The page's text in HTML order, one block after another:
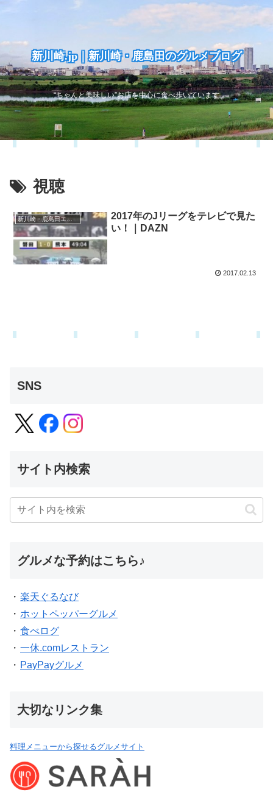
新川崎.jp｜新川崎・鹿島田のグルメブログ
“ちゃんと美味しい”お店を中心に食べ歩いています
視聴
新川崎・鹿島田エリア
2017年のJリーグをテレビで見た
い！｜DAZN
2017.02.13
SNS
サイト内検索
グルメな予約はこちら♪
・ 楽天ぐるなび
・ ホットペッパーグルメ
・ 食べログ
・ 一休.comレストラン
・ PayPayグルメ
大切なリンク集
料理メニューから探せるグルメサイト